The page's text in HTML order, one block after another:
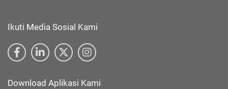
Ikuti Media Sosial Kami
Download Aplikasi Kami